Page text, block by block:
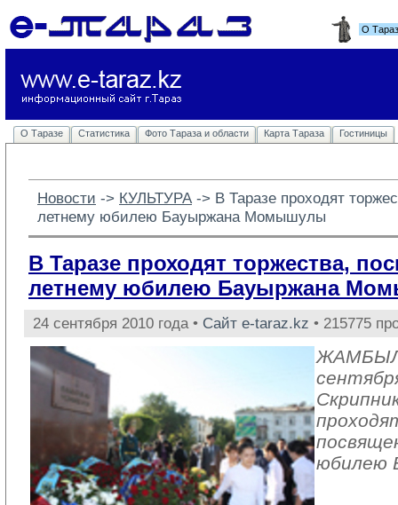
О
О Таразе Статистика Фото Тараза и области Карта Тараза Гостиницы
Новости -> КУЛЬТУРА -> В Таразе проходят
летнему юбилею Бауыржана Момышулы
В Таразе проходят торжества,
летнему юбилею Бауыржана
24 сентября 2010 года • Сайт e-taraz.kz • 215775
юбилею